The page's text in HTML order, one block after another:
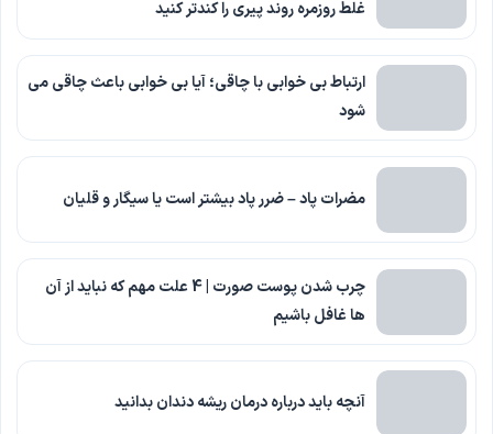
غلط روزمره روند پیری را کندتر کنید
ارتباط بی خوابی با چاقی؛ آیا بی خوابی باعث چاقی می
شود
مضرات پاد – ضرر پاد بیشتر است یا سیگار و قلیان
چرب شدن پوست صورت | 4 علت مهم که نباید از آن
ها غافل باشیم
آنچه باید درباره درمان ریشه دندان بدانید